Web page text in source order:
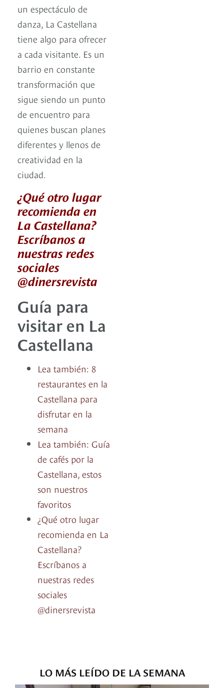
un espectáculo de
danza, La Castellana
tiene algo para ofrecer
a cada visitante. Es un
barrio en constante
transformación que
sigue siendo un punto
de encuentro para
quienes buscan planes
diferentes y llenos de
creatividad en la
ciudad.
¿Qué otro lugar
recomienda en
La Castellana?
Escríbanos a
nuestras redes
sociales
@dinersrevista
Guía para
visitar en La
Castellana
Lea también: 8
restaurantes en la
Castellana para
disfrutar en la
semana
Lea también: Guía
de cafés por la
Castellana, estos
son nuestros
favoritos
¿Qué otro lugar
recomienda en La
Castellana?
Escríbanos a
nuestras redes
sociales
@dinersrevista
LO MÁS LEÍDO DE LA SEMANA